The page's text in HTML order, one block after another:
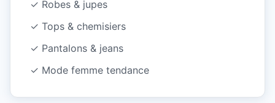
✓ Robes & jupes
✓ Tops & chemisiers
✓ Pantalons & jeans
✓ Mode femme tendance